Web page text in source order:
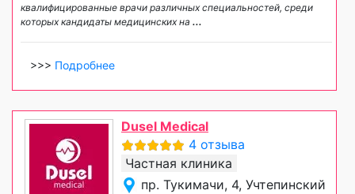
квалифицированные врачи различных специальностей, среди
которых кандидаты медицинских на ...
>>> Подробнее
Dusel Medical
4 отзыва
Частная клиника
пр. Тукимачи, 4, Учтепинский